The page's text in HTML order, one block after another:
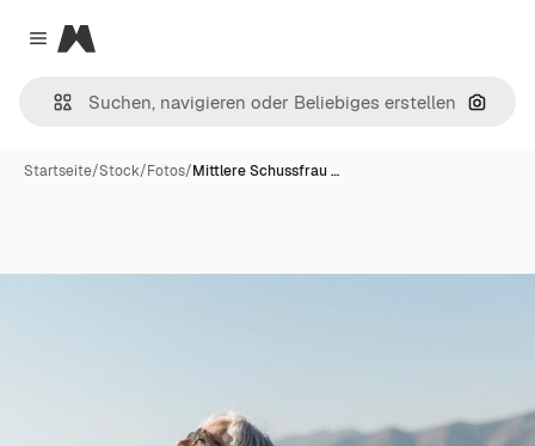
Close menu
Magnific
Nach
Startseite/Stock/Fotos/Mittlere Schussfrau …